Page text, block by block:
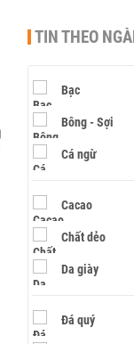
TIN THEO
Bạc
Bông - Sợi
Cá ngừ
Cacao
Chất dẻo
Da giày
Đá quý